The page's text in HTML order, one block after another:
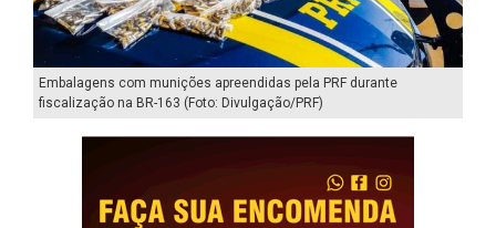
Embalagens com munições apreendidas pela PRF durante
fiscalização na BR-163 (Foto: Divulgação/PRF)